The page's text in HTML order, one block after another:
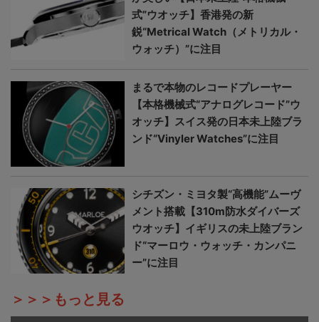
式”ウオッチ】香港発の新
鋭“Metrical Watch（メトリカル・
ウォッチ）”に注目
まるで本物のレコードプレーヤー
【本格機械式“アナログレコード”ウ
オッチ】スイス発の日本未上陸ブラ
ンド“Vinyler Watches”に注目
シチズン・ミヨタ製“高機能”ムーヴ
メント搭載【310m防水ダイバーズ
ウオッチ】イギリスの未上陸ブラン
ド“マーロウ・ウォッチ・カンパニ
ー”に注目
＞＞＞もっと見る